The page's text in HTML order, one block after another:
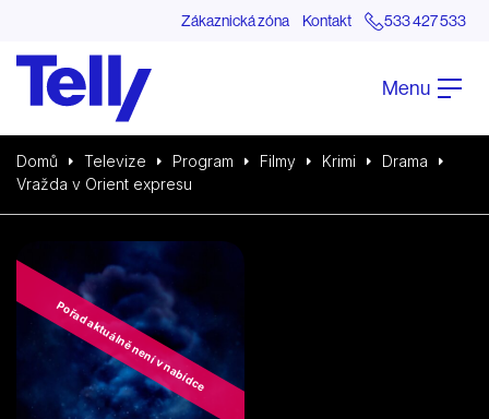
Zákaznická zóna Kontakt 533 427 533
Menu
Domů Televize Program Filmy Krimi
Drama
Vražda v Orient expresu
Pořad aktuálně není v nabídce